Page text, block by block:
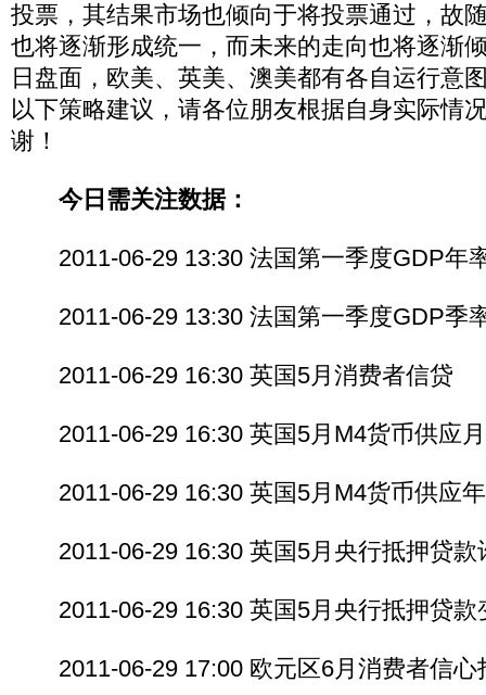
投票，其结果市场也倾向于将投票通过，故
也将逐渐形成统一，而未来的走向也将逐渐
日盘面，欧美、英美、澳美都有各自运行意
以下策略建议，请各位朋友根据自身实际情
谢！
今日需关注数据：
2011-06-29 13:30 法国第一季度GDP年
2011-06-29 13:30 法国第一季度GDP季
2011-06-29 16:30 英国5月消费者信贷
2011-06-29 16:30 英国5月M4货币供应
2011-06-29 16:30 英国5月M4货币供应
2011-06-29 16:30 英国5月央行抵押贷款
2011-06-29 16:30 英国5月央行抵押贷款
2011-06-29 17:00 欧元区6月消费者信心